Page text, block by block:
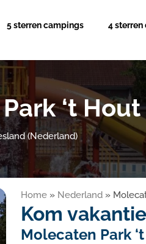
5 sterren campings 4
‘t Hout
(Nederland)
Home » Nederland »
Kom
Molecaten Park